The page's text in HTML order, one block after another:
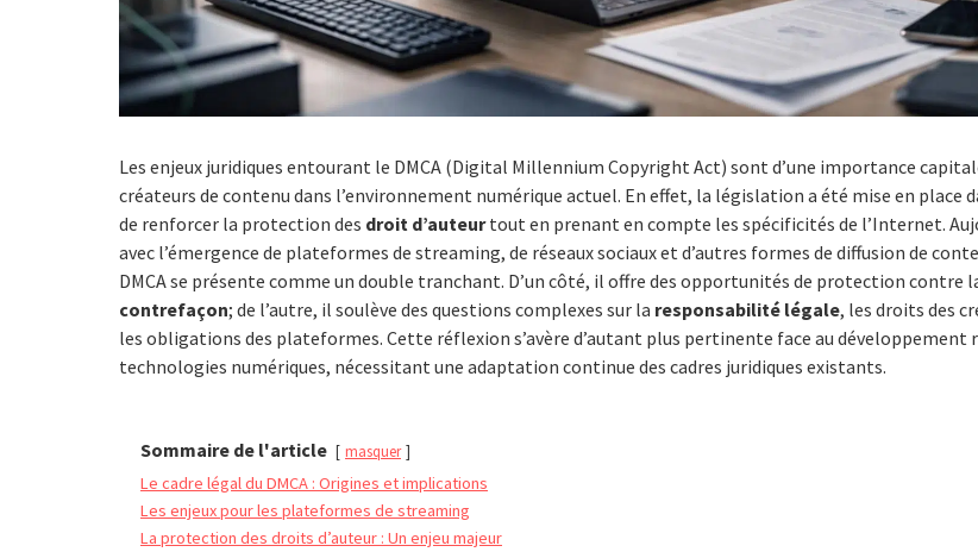
Les enjeux juridiques entourant le DMCA (Digital Millennium Copyright Act) sont d’une importance
créateurs de contenu dans l’environnement numérique actuel. En effet, la législation a été mise en place
de renforcer la protection des droit d’auteurtout en prenant en compte les spécificités de l’Internet.
avec l’émergence de plateformes de streaming, de réseaux sociaux et d’autres formes de diffusion de
DMCA se présente comme un double tranchant. D’un côté, il offre des opportunités de protection contre
contrefaçon; de l’autre, il soulève des questions complexes sur la responsabilité légale, les droits des
les obligations des plateformes. Cette réflexion s’avère d’autant plus pertinente face au développement
technologies numériques, nécessitant une adaptation continue des cadres juridiques existants.
Sommaire de l'article masquer
Le cadre légal du DMCA : Origines et implications
Les enjeux pour les plateformes de streaming
La protection des droits d’auteur : Un enjeu majeur